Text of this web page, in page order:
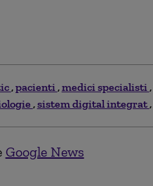
pacienti medici specialisti
sistem digital integrat
Google News